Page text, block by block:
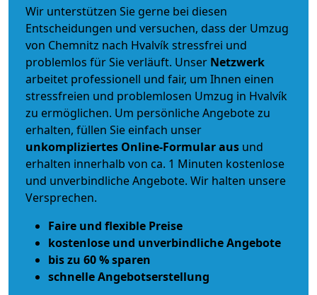
Wir unterstützen Sie gerne bei diesen
Entscheidungen und versuchen, dass der Umzug
von Chemnitz nach Hvalvík stressfrei und
problemlos für Sie verläuft. Unser Netzwerk
arbeitet professionell und fair, um Ihnen einen
stressfreien und problemlosen Umzug in Hvalvík
zu ermöglichen. Um persönliche Angebote zu
erhalten, füllen Sie einfach unser
unkompliziertes Online-Formular aus und
erhalten innerhalb von ca. 1 Minuten kostenlose
und unverbindliche Angebote. Wir halten unsere
Versprechen.
Faire und flexible Preise
kostenlose und unverbindliche Angebote
bis zu 60 % sparen
schnelle Angebotserstellung